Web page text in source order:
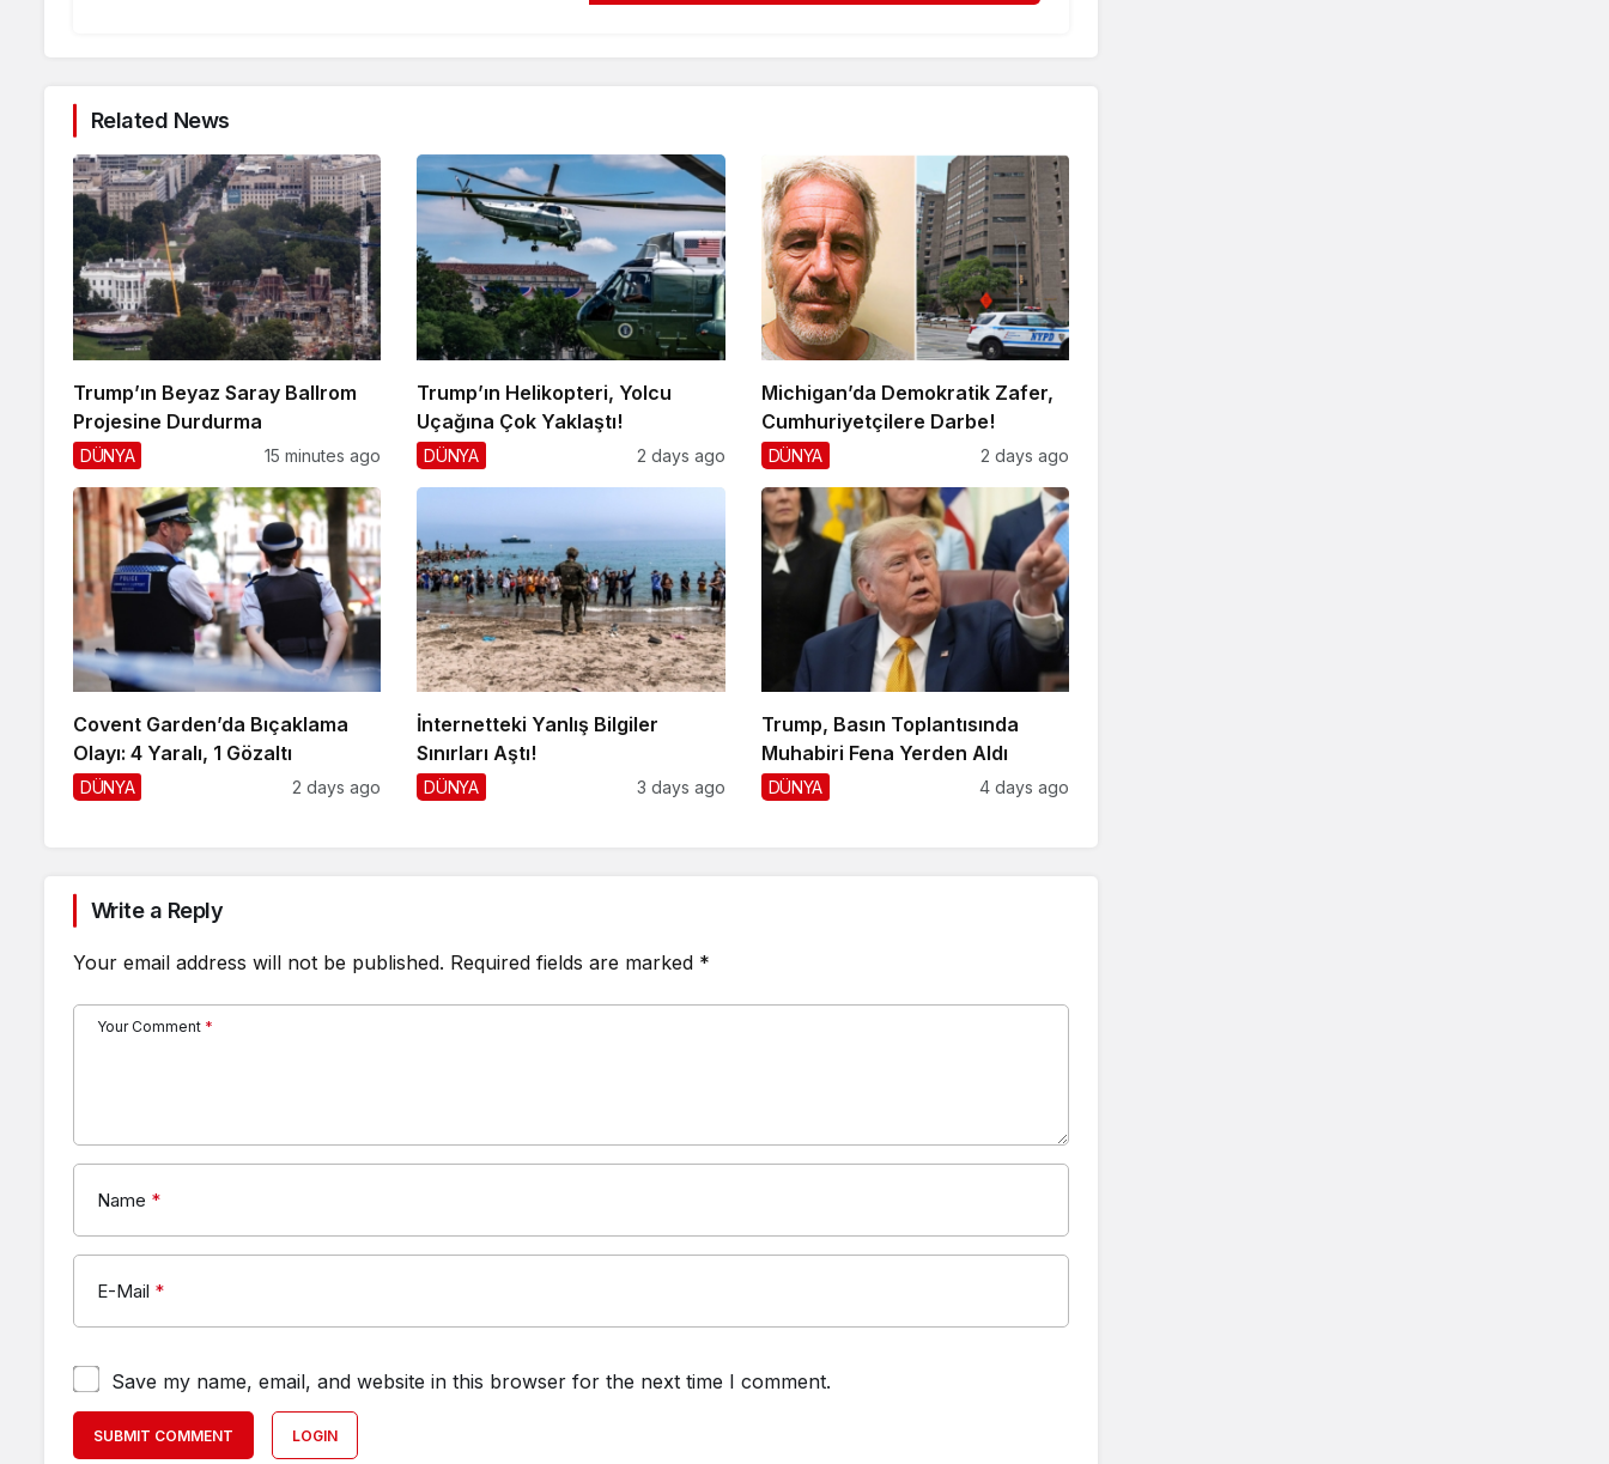
Related News
Trump’ın Beyaz Saray Ballrom
Projesine Durdurma
DÜNYA 15 minutes ago
Trump’ın Helikopteri, Yolcu
Uçağına Çok Yaklaştı!
DÜNYA 2 days ago
Michigan’da Demokratik Zafer,
Cumhuriyetçilere Darbe!
DÜNYA 2 days ago
Covent Garden’da Bıçaklama
Olayı: 4 Yaralı, 1 Gözaltı
DÜNYA 2 days ago
İnternetteki Yanlış Bilgiler
Sınırları Aştı!
DÜNYA 3 days ago
Trump, Basın Toplantısında
Muhabiri Fena Yerden Aldı
DÜNYA 4 days ago
Write a Reply
Your email address will not be published. Required fields are marked *
Your Comment *
Name *
E-Mail *
Save my name, email, and website in this browser for the next time I comment.
SUBMIT COMMENT LOGIN